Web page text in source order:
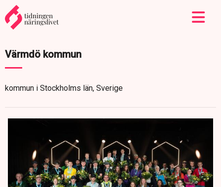
Värmdö kommun
kommun i Stockholms län, Sverige